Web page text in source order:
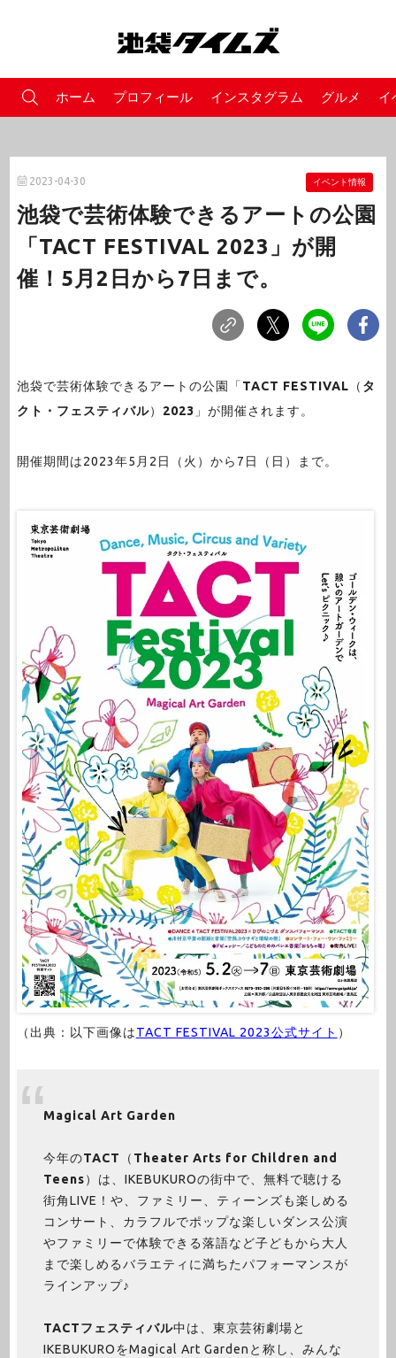
ホーム プロフィール インスタグラム グルメ イ
2023-04-30 イベント情報
池袋で芸術体験できるアートの公園
「TACT FESTIVAL 2023」が開
催！5月2日から7日まで。
池袋で芸術体験できるアートの公園「 TACT FESTIVAL （ タ
クト・フェスティバル） 2023 」が開催されます。
開催期間は2023年5月2日（火）から7日（日）まで。
（出典：以下画像はTACT FESTIVAL 2023公式サイト ）
Magical Art Garden
今年のTACT （ Theater Arts for Children and
Teens）は、IKEBUKUROの街中で、無料で聴ける
街角LIVE！や、ファミリー、ティーンズも楽しめる
コンサート、カラフルでポップな楽しいダンス公演
やファミリーで体験できる落語など子どもから大人
まで楽しめるバラエティに満ちたパフォーマンスが
ラインアップ♪
TACTフェスティバル中は、東京芸術劇場と
IKEBUKUROをMagical Art Gardenと称し、みんな